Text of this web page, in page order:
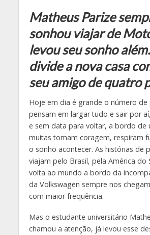
Matheus Parize
sonhou viajar de
levou seu sonho
divide a nova casa
seu amigo de quatro
Hoje em dia é grande o número de
pensam em largar tudo e sair por
e sem data para voltar, a bordo de
muitas tomam coragem, respiram
o sonho acontecer. As histórias de
viajam pelo Brasil, pela América do
volta ao mundo a bordo da
da Volkswagen sempre nos
com maior frequência.
Mas o estudante universitário
chamou a atenção, já levou esse